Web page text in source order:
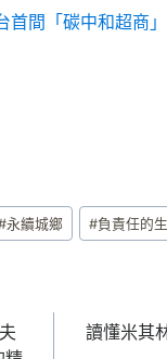
首間「碳中和超商
永續城鄉 #負責任的
讀懂米其